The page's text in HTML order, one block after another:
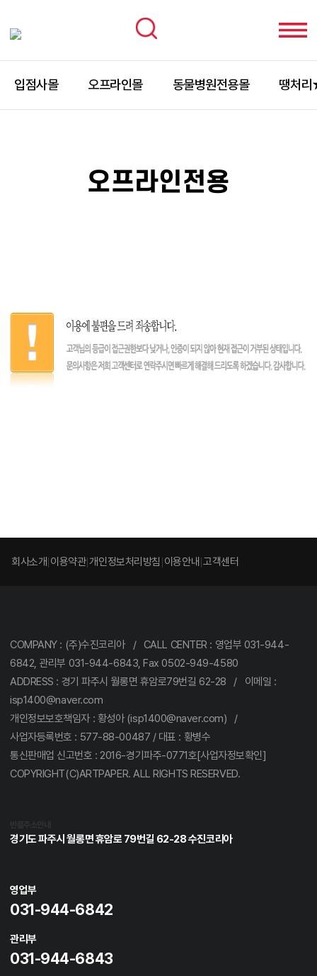
입점사몰 오프라인몰 동물병원전용몰 땡처
오프라인전용
회사소개 이용약관 개인정보처리방침 이용안내 고객센터
COMPANY : (주)수진코리아 / CALL CENTER : 영업부 031-944-
6842, 관리부 031-944-6843, Fax 0502-949-4580
ADDRESS : 경기 파주시 월롱면 휴암로79번길 62-28 / 이메일 :
isp1400@naver.com
개인정보보호책임자 : 황성아 (isp1400@naver.com) /
사업자등록번호 : 577-88-00487 / 대표 : 황병수
통신판매업 신고번호 : 2016-경기파주-0771호[사업자정보확인]
COPYRIGHT(C)ARTPAPER. ALL RIGHTS RESERVED.
경기도 파주시 월롱면 휴암로 79번길 62-28 수진코리아
영업부
031-944-6842
관리부
031-944-6843